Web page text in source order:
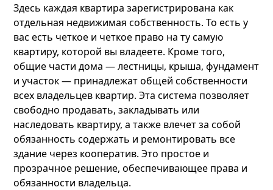
Здесь каждая квартира зарегистрирована как
отдельная недвижимая собственность. То есть у
вас есть четкое и четкое право на ту самую
квартиру, которой вы владеете. Кроме того,
общие части дома — лестницы, крыша, фундамент
и участок — принадлежат общей собственности
всех владельцев квартир. Эта система позволяет
свободно продавать, закладывать или
наследовать квартиру, а также влечет за собой
обязанность содержать и ремонтировать все
здание через кооператив. Это простое и
прозрачное решение, обеспечивающее права и
обязанности владельца.